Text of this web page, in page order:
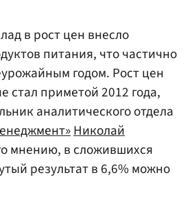
в рост цен внесло
питания, что частично
годом. Рост цен
стал приметой 2012 года,
аналитического отдела
Николай
мнению, в сложившихся
результат в 6,6% можно